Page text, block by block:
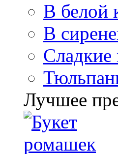
В белой
В
Сладкие
Лучшее